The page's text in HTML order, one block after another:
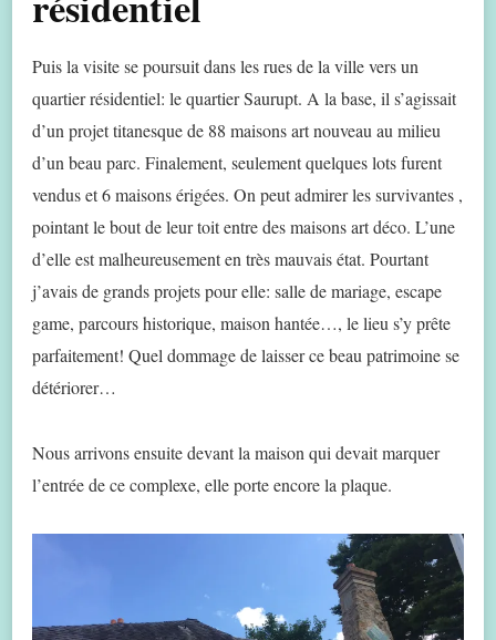
Puis la visite se poursuit dans les rues de la ville vers un
quartier résidentiel: le quartier Saurupt. A la base, il s’agissait
d’un projet titanesque de 88 maisons art nouveau au milieu
d’un beau parc. Finalement, seulement quelques lots furent
vendus et 6 maisons érigées. On peut admirer les survivantes ,
pointant le bout de leur toit entre des maisons art déco. L’une
d’elle est malheureusement en très mauvais état. Pourtant
j’avais de grands projets pour elle: salle de mariage, escape
game, parcours historique, maison hantée…, le lieu s’y prête
parfaitement! Quel dommage de laisser ce beau patrimoine se
détériorer…
Nous arrivons ensuite devant la maison qui devait marquer
l’entrée de ce complexe, elle porte encore la plaque.